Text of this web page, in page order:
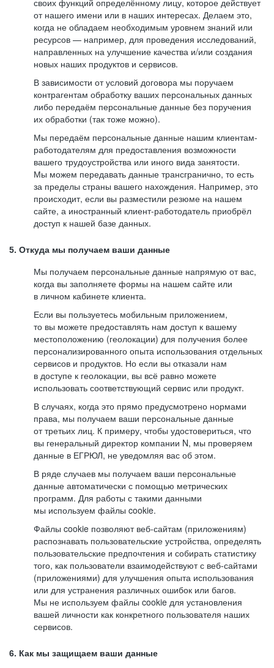
своих функций определённому лицу, которое действует
от нашего имени или в наших интересах. Делаем это,
когда не обладаем необходимым уровнем знаний или
ресурсов — например, для проведения исследований,
направленных на улучшение качества и/или создания
новых наших продуктов и сервисов.
В зависимости от условий договора мы поручаем
контрагентам обработку ваших персональных данных
либо передаём персональные данные без поручения
их обработки (так тоже можно).
Мы передаём персональные данные нашим клиентам-
работодателям для предоставления возможности
вашего трудоустройства или иного вида занятости.
Мы можем передавать данные трансгранично, то есть
за пределы страны вашего нахождения. Например, это
происходит, если вы разместили резюме на нашем
сайте, а иностранный клиент-работодатель приобрёл
доступ к нашей базе данных.
5. Откуда мы получаем ваши данные
Мы получаем персональные данные напрямую от вас,
когда вы заполняете формы на нашем сайте или
в личном кабинете клиента.
Если вы пользуетесь мобильным приложением,
то вы можете предоставлять нам доступ к вашему
местоположению (геолокации) для получения более
персонализированного опыта использования отдельных
сервисов и продуктов. Но если вы отказали нам
в доступе к геолокации, вы всё равно можете
использовать соответствующий сервис или продукт.
В случаях, когда это прямо предусмотрено нормами
права, мы получаем ваши персональные данные
от третьих лиц. К примеру, чтобы удостовериться, что
вы генеральный директор компании N, мы проверяем
данные в ЕГРЮЛ, не уведомляя вас об этом.
В ряде случаев мы получаем ваши персональные
данные автоматически с помощью метрических
программ. Для работы с такими данными
мы используем файлы cookie.
Файлы cookie позволяют веб-сайтам (приложениям)
распознавать пользовательские устройства, определять
пользовательские предпочтения и собирать статистику
того, как пользователи взаимодействуют с веб-сайтами
(приложениями) для улучшения опыта использования
или для устранения различных ошибок или багов.
Мы не используем файлы cookie для установления
вашей личности как конкретного пользователя наших
сервисов.
6. Как мы защищаем ваши данные